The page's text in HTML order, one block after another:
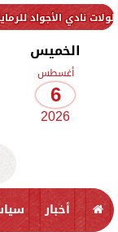
للرماية ضمن
الخميس
أغسطس
6
2026
أخبار